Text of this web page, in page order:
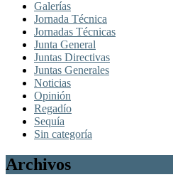
Galerías
Jornada Técnica
Jornadas Técnicas
Junta General
Juntas Directivas
Juntas Generales
Noticias
Opinión
Regadío
Sequía
Sin categoría
Archivos